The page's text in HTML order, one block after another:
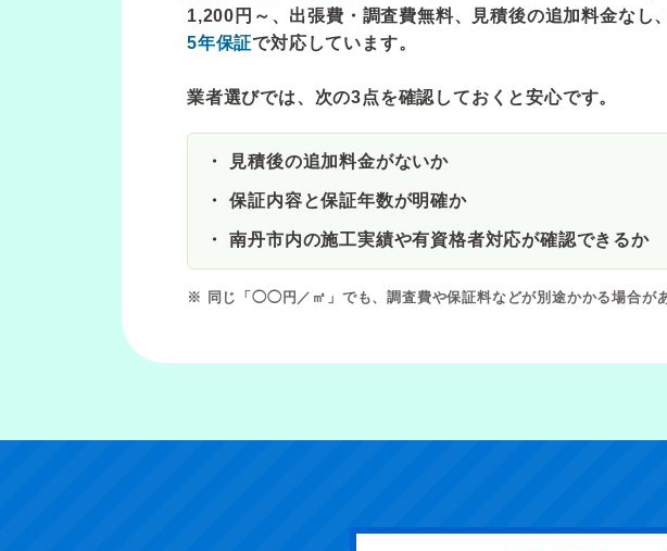
1,200円～ 、出張費・調査費無料、見積後の追加料金なし
5年保証で対応しています。
業者選びでは、次の3点を確認しておくと安心です。
見積後の追加料金がないか
保証内容と保証年数が明確か
南丹市内の施工実績や有資格者対応が確認できるか
※ 同じ「◯◯円／㎡」でも、調査費や保証料などが別途かかる場合が